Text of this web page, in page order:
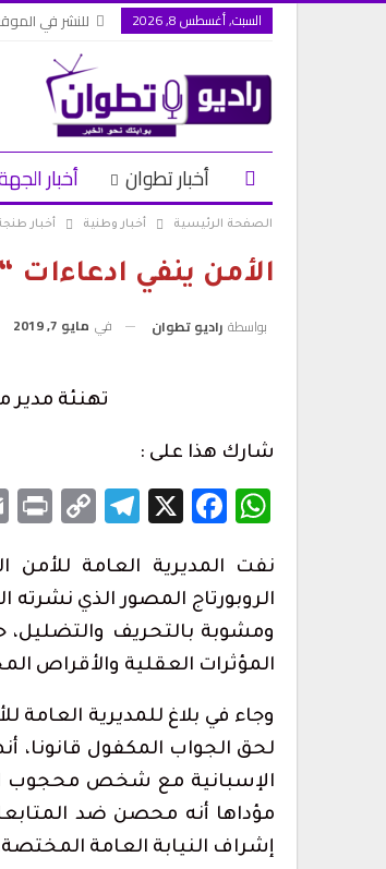
السبت, أغسطس 8, 2026 للنشر في
أخبار تطوان أخبار
الصفحة الرئيسية أخبار وطنية أخبار
الأمن ينفي ادعاءات
بواسطة راديو تطوان في مايو 7, 2019
شارك هذا على :
WhatsApp
Facebook
X
نفت المديرية العامة للأمن
ومشوبة بالتحريف والتضليل،
المؤثرات العقلية والأقراص المخدرة المهربة
وجاء في بلاغ للمديرية العامة
لحق الجواب المكفول قانونا،
الإسبانية مع شخص محجوب
مؤداها أنه محصن ضد
إشراف النيابة العامة